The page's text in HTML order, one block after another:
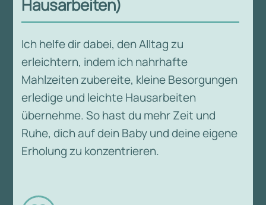
Hausarbeiten)
Ich helfe dir dabei, den Alltag zu
erleichtern, indem ich nahrhafte
Mahlzeiten zubereite, kleine Besorgungen
erledige und leichte Hausarbeiten
übernehme. So hast du mehr Zeit und
Ruhe, dich auf dein Baby und deine eigene
Erholung zu konzentrieren.